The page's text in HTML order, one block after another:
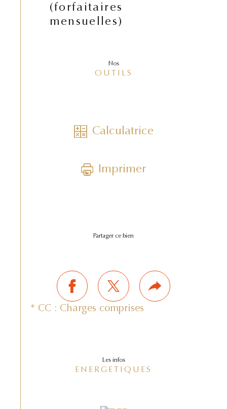
(forfaitaires
mensuelles)
Nos
OUTILS
Calculatrice
Imprimer
Partager ce bien
* CC : Charges comprises
Les infos
ENERGETIQUES